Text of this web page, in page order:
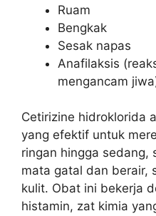
Ruam
Bengkak
Sesak napas
Anafilaksis
mengancam
Cetirizine hidroklorida
yang efektif untuk
ringan hingga sedang,
mata gatal dan berair,
kulit. Obat ini bekerja
histamin, zat kimia